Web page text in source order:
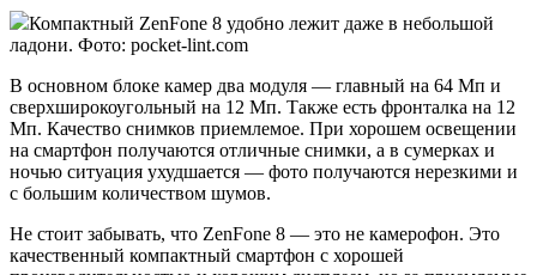
Компактный ZenFone 8 удобно лежит даже в небольшой
ладони. Фото: pocket-lint.com
В основном блоке камер два модуля — главный на 64 Мп и
сверхширокоугольный на 12 Мп. Также есть фронталка на 12
Мп. Качество снимков приемлемое. При хорошем освещении
на смартфон получаются отличные снимки, а в сумерках и
ночью ситуация ухудшается — фото получаются нерезкими и
с большим количеством шумов.
Не стоит забывать, что ZenFone 8 — это не камерофон. Это
качественный компактный смартфон с хорошей